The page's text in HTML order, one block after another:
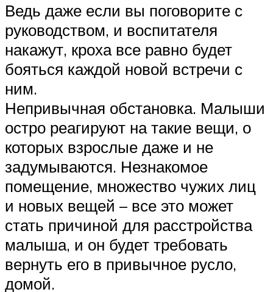
Ведь даже если вы поговорите с
руководством, и воспитателя
накажут, кроха все равно будет
бояться каждой новой встречи с
ним.
Непривычная обстановка. Малыши
остро реагируют на такие вещи, о
которых взрослые даже и не
задумываются. Незнакомое
помещение, множество чужих лиц
и новых вещей – все это может
стать причиной для расстройства
малыша, и он будет требовать
вернуть его в привычное русло,
домой.